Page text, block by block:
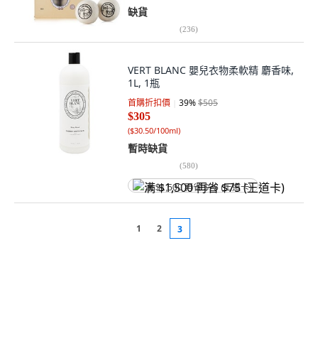
缺貨
(236)
VERT BLANC 嬰兒衣物柔軟精 麝香味,
1L, 1瓶
首購折扣價 39%$505
$305
($30.50/100ml)
暫時缺貨
(580)
满 $1,500 再省 $75 (王道卡)
1 2 3